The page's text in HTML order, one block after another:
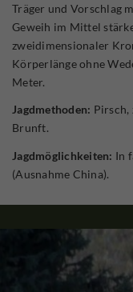
Träger und Vorschlag
Geweih im Mittel
zweidimensionaler
Körperlänge ohne
Meter.
Jagdmethoden: Pirsch,
Brunft.
Jagdmöglichkeiten: In
(Ausnahme China).